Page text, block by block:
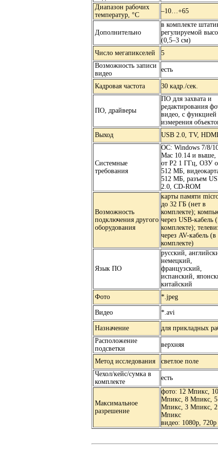
Диапазон рабочих
температур, °С
–10…+65
Дополнительно
в комплекте
регулируемой
(0,5–3 см)
Число мегапикселей
5
Возможность записи
видео
есть
Кадровая частота 30 кадр./сек.
ПО, драйверы
ПО для захвата и
редактирования
видео, с функцией
измерения
Выход
USB 2.0, TV,
Системные
требования
ОС: Windows 7/8/
Mac 10.14 и
от P2 1 ГГц, ОЗУ
512 МБ,
512 МБ, разъем
2.0, CD-ROM
Возможность
подключения другого
оборудования
карты памяти
до 32 ГБ (нет в
комплекте);
через USB-кабель
комплекте);
через AV-кабель (в
комплекте)
Язык ПО
русский,
немецкий,
французский,
испанский,
китайский
Фото
*.jpeg
Видео *.avi
Назначение
для прикладных
Расположение
подсветки
верхняя
Метод исследования
светлое поле
Чехол/кейс/сумка в
комплекте
есть
Максимальное
разрешение
фото: 12 Mпикс, 10
Mпикс, 8 Mпикс, 5
Mпикс, 3 Mпикс, 2
Mпикс
видео: 1080p, 720p